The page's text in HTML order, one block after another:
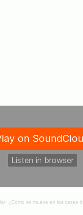
¿Cómo se mueve en las casas